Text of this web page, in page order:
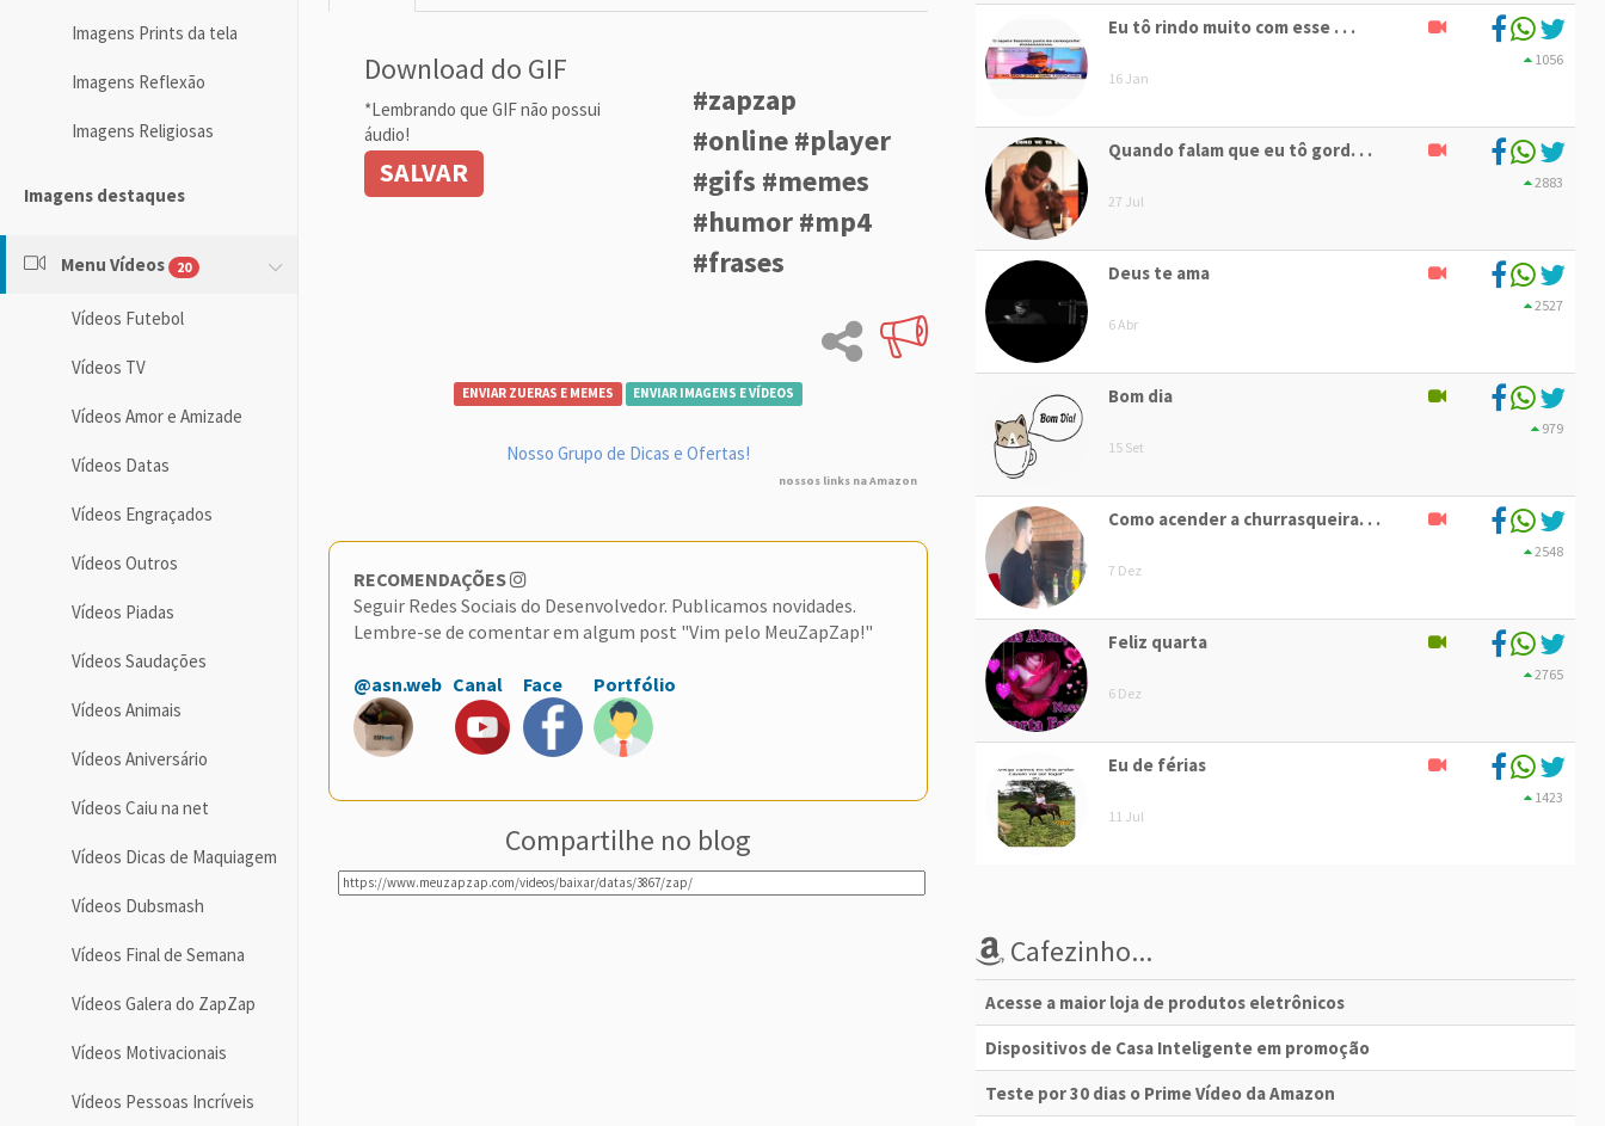
Imagens Prints da tela
Imagens Reflexão
Imagens Religiosas
Imagens destaques
Menu Vídeos 20
Vídeos Futebol
Vídeos TV
Vídeos Amor e Amizade
Vídeos Datas
Vídeos Engraçados
Vídeos Outros
Vídeos Piadas
Vídeos Saudações
Vídeos Animais
Vídeos Aniversário
Vídeos Caiu na net
Vídeos Dicas de Maquiagem
Vídeos Dubsmash
Vídeos Final de Semana
Vídeos Galera do ZapZap
Vídeos Motivacionais
Vídeos Pessoas Incríveis
Download do GIF
*Lembrando que GIF não possui
áudio!
SALVAR
#zapzap
#online #player
#gifs #memes
#humor #mp4
#frases
ENVIAR ZUERAS E MEMES ENVIAR IMAGENS E VÍDEOS
Nosso Grupo de Dicas e Ofertas!
nossos links na Amazon
RECOMENDAÇÕES
Seguir Redes Sociais do Desenvolvedor. Publicamos novidades.
Lembre-se de comentar em algum post "Vim pelo MeuZapZap!"
@asn.web Canal Face Portfólio
Compartilhe no blog
Eu tô rindo muito com esse . . .
16 Jan
1056
Quando falam que eu tô gord. . .
27 Jul
2883
Deus te ama
6 Abr
2527
Bom dia
15 Set
979
Como acender a churrasqueira. . .
7 Dez
2548
Feliz quarta
6 Dez
2765
Eu de férias
11 Jul
1423
Cafezinho...
Acesse a maior loja de produtos eletrônicos
Dispositivos de Casa Inteligente em promoção
Teste por 30 dias o Prime Vídeo da Amazon